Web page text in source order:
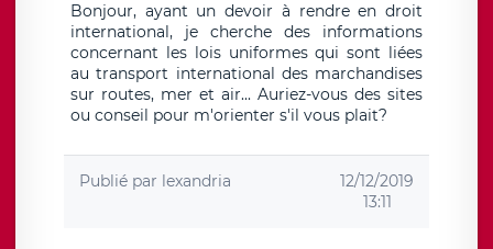
Bonjour, ayant un devoir à rendre en droit
international, je cherche des informations
concernant les lois uniformes qui sont liées
au transport international des marchandises
sur routes, mer et air... Auriez-vous des sites
ou conseil pour m'orienter s'il vous plait?
Publié par lexandria
12/12/2019
13:11